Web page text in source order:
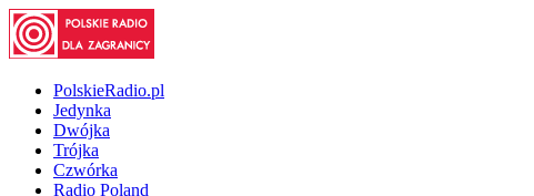
PolskieRadio.pl
Jedynka
Dwójka
Trójka
Czwórka
Radio Poland